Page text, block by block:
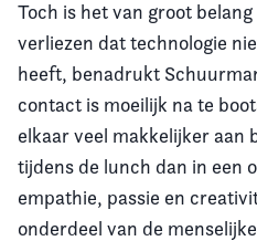
Toch is het van groot
verliezen dat technologie
heeft, benadrukt
contact is moeilijk na te
elkaar veel makkelijker aan
tijdens de lunch dan in een
empathie, passie en
onderdeel van de